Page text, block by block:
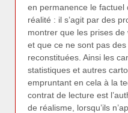
en permanence le factuel
réalité : il s’agit par des
montrer que les prises
et que ce ne sont pas
reconstituées. Ainsi les
statistiques et autres
empruntant en cela à la
contrat de lecture est
de réalisme, lorsqu’ils